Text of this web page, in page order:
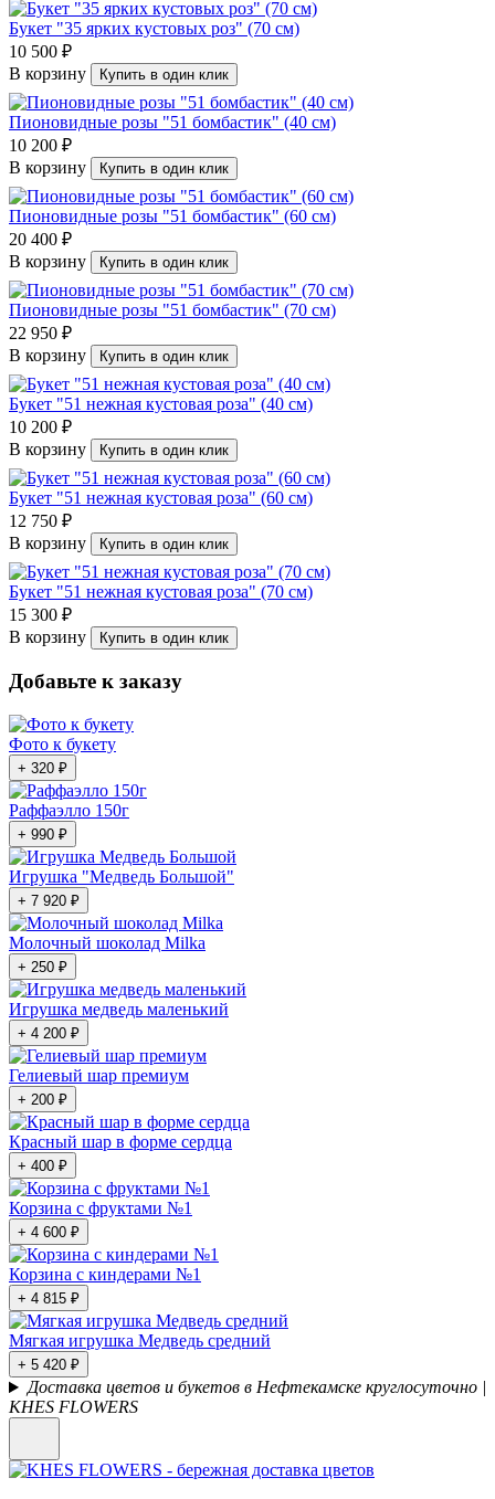
Букет "35 ярких кустовых роз" (70 см)
10 500 ₽
В корзину
Купить в один клик
Пионовидные розы "51 бомбастик" (40 см)
10 200 ₽
В корзину
Купить в один клик
Пионовидные розы "51 бомбастик" (60 см)
20 400 ₽
В корзину
Купить в один клик
Пионовидные розы "51 бомбастик" (70 см)
22 950 ₽
В корзину
Купить в один клик
Букет "51 нежная кустовая роза" (40 см)
10 200 ₽
В корзину
Купить в один клик
Букет "51 нежная кустовая роза" (60 см)
12 750 ₽
В корзину
Купить в один клик
Букет "51 нежная кустовая роза" (70 см)
15 300 ₽
В корзину
Купить в один клик
Добавьте к заказу
Фото к букету
+ 320 ₽
Раффаэлло 150г
+ 990 ₽
Игрушка "Медведь Большой"
+ 7 920 ₽
Молочный шоколад Milka
+ 250 ₽
Игрушка медведь маленький
+ 4 200 ₽
Гелиевый шар премиум
+ 200 ₽
Красный шар в форме сердца
+ 400 ₽
Корзина с фруктами №1
+ 4 600 ₽
Корзина с киндерами №1
+ 4 815 ₽
Мягкая игрушка Медведь средний
+ 5 420 ₽
Доставка цветов и букетов в Нефтекамске круглосуточно |
KHES FLOWERS